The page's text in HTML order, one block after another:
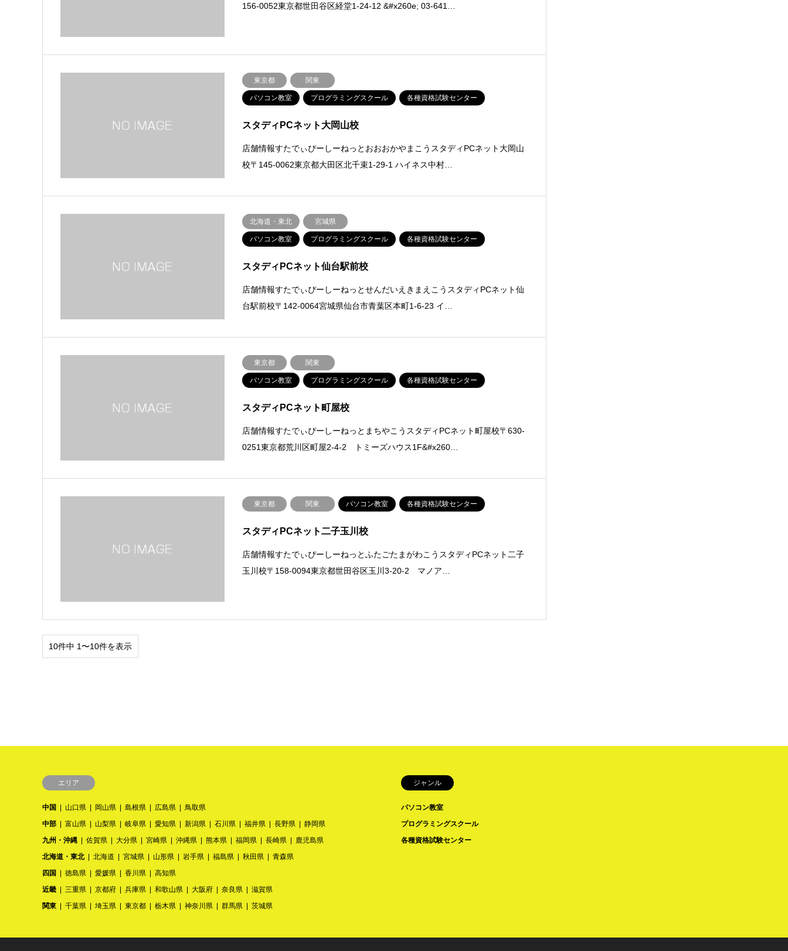
156-0052東京都世田谷区経堂1-24-12 &#x260e; 03-641…
東京都 関東
パソコン教室 プログラミングスクール 各種資格試験センター
スタディPCネット大岡山校
店舗情報すたでぃぴーしーねっとおおおかやまこうスタディPCネット大岡山
校〒145-0062東京都大田区北千束1-29-1 ハイネス中村…
北海道・東北 宮城県
パソコン教室 プログラミングスクール 各種資格試験センター
スタディPCネット仙台駅前校
店舗情報すたでぃぴーしーねっとせんだいえきまえこうスタディPCネット仙
台駅前校〒142-0064宮城県仙台市青葉区本町1-6-23 イ…
東京都 関東
パソコン教室 プログラミングスクール 各種資格試験センター
スタディPCネット町屋校
店舗情報すたでぃぴーしーねっとまちやこうスタディPCネット町屋校〒630-
0251東京都荒川区町屋2-4-2 トミーズハウス1F&#x260…
東京都 関東 パソコン教室 各種資格試験センター
スタディPCネット二子玉川校
店舗情報すたでぃぴーしーねっとふたごたまがわこうスタディPCネット二子
玉川校〒158-0094東京都世田谷区玉川3-20-2 マノア…
10件中 1〜10件を表示
エリア
中国 山口県 岡山県 島根県 広島県
鳥取県
中部
富山県 山梨県 岐阜県 愛知県 新潟県 石川県 福井県 長野県
静岡県
九州・沖縄
佐賀県 大分県 宮崎県 沖縄県 熊本県 福岡県 長崎県
鹿児島県
北海道・東北
北海道 宮城県 山形県 岩手県 福島県 秋田県
青森県
四国
徳島県 愛媛県 香川県
高知県
近畿
三重県 京都府 兵庫県 和歌山県 大阪府 奈良県
滋賀県
関東
千葉県 埼玉県 東京都 栃木県 神奈川県 群馬県 茨城県
ジャンル
パソコン教室
プログラミングスクール
各種資格試験センター